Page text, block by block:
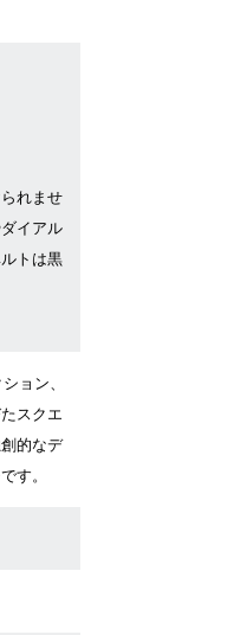
れませ
イアル
トは黒
ョン、
スクエ
的なデ
す。